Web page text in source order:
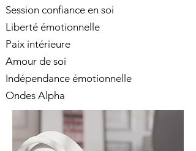
Session confiance en soi
Liberté émotionnelle
Paix intérieure
Amour de soi
Indépendance émotionnelle
Ondes Alpha